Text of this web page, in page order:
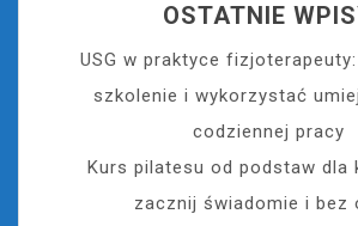
OSTATNIE
USG w praktyce
szkolenie i wykorzystać
codziennej pracy
Kurs pilatesu od podstaw dla
zacznij świadomie i bez